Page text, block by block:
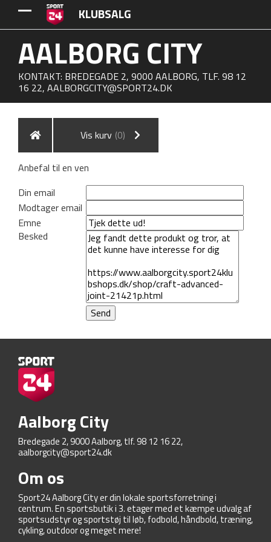
KLUBSALG
AALBORG CITY
KONTAKT: BREDEGADE 2, 9000 AALBORG, TLF. 98 12
16 22, AALBORGCITY@SPORT24.DK
Vis kurv (0)
Anbefal til en ven
Din email
Modtager email
Emne
Besked
Aalborg City
Bredegade 2, 9000 Aalborg, tlf. 98 12 16 22,
aalborgcity@sport24.dk
Om os
Sport24 Aalborg City er din lokale sportsforretning i
centrum. En sportsbutik i 3. etager med et kæmpe udvalg af
sportsudstyr og sportstøj til løb, fodbold, håndbold, træning,
cykling, outdoor og meget mere!